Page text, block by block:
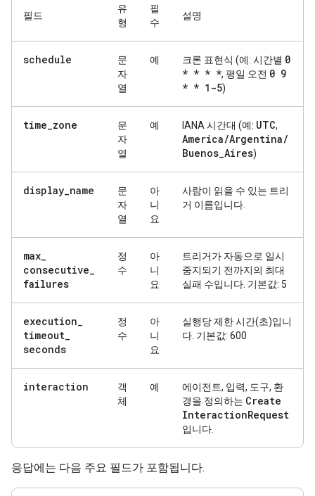
필드
유
형
필
수
설명
schedule
문
자
열
예 크론 표현식 (예: 시간별 0
* * * *, 평일 오전 0 9
* * 1-5)
time_zone
문
자
열
예 IANA 시간대 (예: UTC,
America/Argentina/
Buenos_Aires)
display_name
문
자
열
아
니
요
사람이 읽을 수 있는 트리
거 이름입니다.
max_
consecutive_
failures
정
수
아
니
요
트리거가 자동으로 일시
중지되기 전까지의 최대
실패 수입니다. 기본값: 5
execution_
timeout_
seconds
정
수
아
니
요
실행당 제한 시간(초)입니
다. 기본값: 600
interaction
객
체
예
에이전트, 입력, 도구, 환
경을 정의하는 Create
InteractionRequest
입니다.
응답에는 다음 주요 필드가 포함됩니다.